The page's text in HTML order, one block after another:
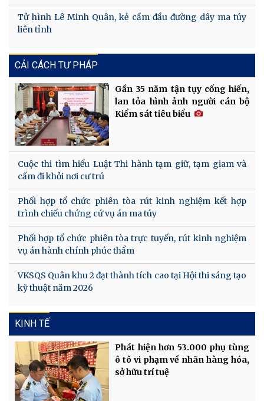
Tử hình Lê Minh Quân, kẻ cầm đầu đường dây ma túy
liên tỉnh
CẢI CÁCH TƯ PHÁP
Gần 35 năm tận tụy cống hiến,
lan tỏa hình ảnh người cán bộ
Kiểm sát tiêu biểu
Cuộc thi tìm hiểu Luật Thi hành tạm giữ, tạm giam và
cấm đi khỏi nơi cư trú
Phối hợp tổ chức phiên tòa rút kinh nghiệm kết hợp
trình chiếu chứng cứ vụ án ma túy
Phối hợp tổ chức phiên tòa trực tuyến, rút kinh nghiệm
vụ án hành chính phúc thẩm
VKSQS Quân khu 2 đạt thành tích cao tại Hội thi sáng tạo
kỹ thuật năm 2026
KINH TẾ
Phát hiện hơn 53.000 phụ tùng
ô tô vi phạm về nhãn hàng hóa,
sở hữu trí tuệ